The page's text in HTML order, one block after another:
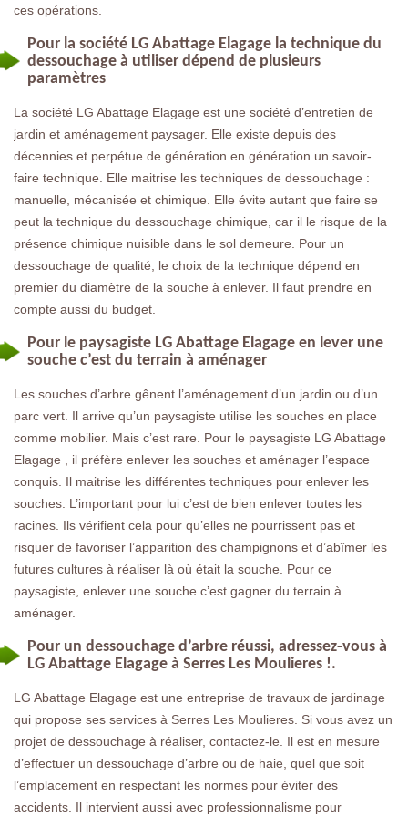
ces opérations.
Pour la société LG Abattage Elagage la technique du
dessouchage à utiliser dépend de plusieurs
paramètres
La société LG Abattage Elagage est une société d’entretien de
jardin et aménagement paysager. Elle existe depuis des
décennies et perpétue de génération en génération un savoir-
faire technique. Elle maitrise les techniques de dessouchage :
manuelle, mécanisée et chimique. Elle évite autant que faire se
peut la technique du dessouchage chimique, car il le risque de la
présence chimique nuisible dans le sol demeure. Pour un
dessouchage de qualité, le choix de la technique dépend en
premier du diamètre de la souche à enlever. Il faut prendre en
compte aussi du budget.
Pour le paysagiste LG Abattage Elagage en lever une
souche c’est du terrain à aménager
Les souches d’arbre gênent l’aménagement d’un jardin ou d’un
parc vert. Il arrive qu’un paysagiste utilise les souches en place
comme mobilier. Mais c’est rare. Pour le paysagiste LG Abattage
Elagage , il préfère enlever les souches et aménager l’espace
conquis. Il maitrise les différentes techniques pour enlever les
souches. L’important pour lui c’est de bien enlever toutes les
racines. Ils vérifient cela pour qu’elles ne pourrissent pas et
risquer de favoriser l’apparition des champignons et d’abîmer les
futures cultures à réaliser là où était la souche. Pour ce
paysagiste, enlever une souche c’est gagner du terrain à
aménager.
Pour un dessouchage d’arbre réussi, adressez-vous à
LG Abattage Elagage à Serres Les Moulieres !.
LG Abattage Elagage est une entreprise de travaux de jardinage
qui propose ses services à Serres Les Moulieres. Si vous avez un
projet de dessouchage à réaliser, contactez-le. Il est en mesure
d’effectuer un dessouchage d’arbre ou de haie, quel que soit
l’emplacement en respectant les normes pour éviter des
accidents. Il intervient aussi avec professionnalisme pour